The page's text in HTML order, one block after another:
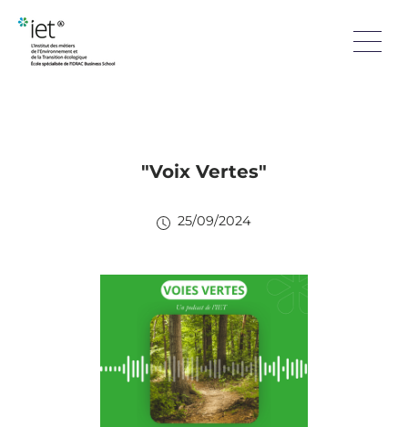
"Voix Vertes"
25/09/2024